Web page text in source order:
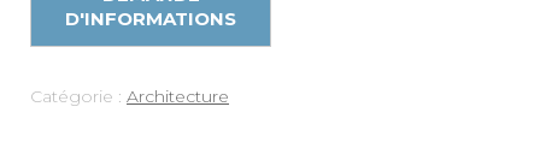
Catégorie : Architecture